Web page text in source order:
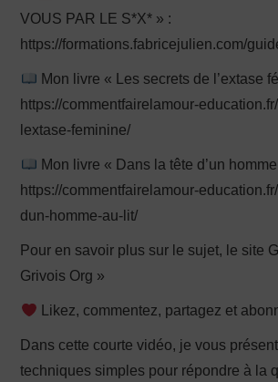
VOUS PAR LE S*X* » :
https://formations.fabricejulien.com/
Mon livre « Les secrets de l’extase
https://commentfairelamour-
lextase-feminine/
Mon livre « Dans la tête d’un
https://commentfairelamour-
dun-homme-au-lit/
Pour en savoir plus sur le sujet, le site
Grivois Org »
Likez, commentez, partagez et
Dans cette courte vidéo, je vous
techniques simples pour répondre à la